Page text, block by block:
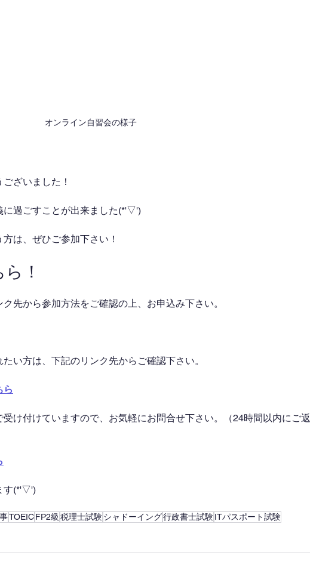
オンライン自習会の様子
ざいました！
に過ごすことが出来ました(*'▽')
は、ぜひご参加下さい！
！
先から参加方法をご確認の上、お申込み下さい。
い方は、下記のリンク先からご確認下さい。
ら
け付けていますので、お気軽にお問合せ下さい。（24時間以内にご返
す(*'▽')
TOEICFP2級 税理士試験シャドーイング行政書士試験ITパスポート試験